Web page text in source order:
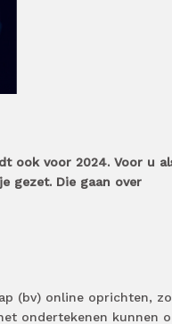
ook voor 2024. Voor u
gezet. Die gaan over
(bv) online oprichten,
ondertekenen kunnen